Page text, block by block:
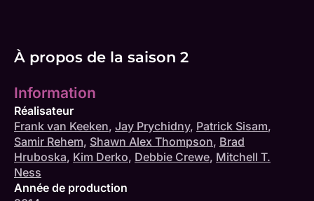
À propos de la saison 2
Information
Réalisateur
Frank van Keeken, Jay Prychidny, Patrick Sisam,
Samir Rehem, Shawn Alex Thompson, Brad
Hruboska, Kim Derko, Debbie Crewe, Mitchell T.
Ness
Année de production